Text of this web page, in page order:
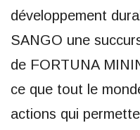
développement
SANGO une
de FORTUNA
ce que tout le
actions qui